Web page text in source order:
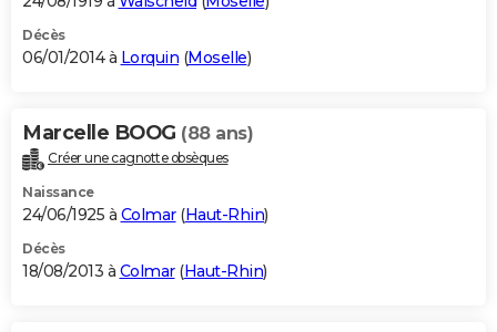
Décès
06/01/2014 à Lorquin (Moselle)
Marcelle BOOG (88 ans)
Créer une cagnotte obsèques
Naissance
24/06/1925 à Colmar(Haut-Rhin)
Décès
18/08/2013 à Colmar(Haut-Rhin)